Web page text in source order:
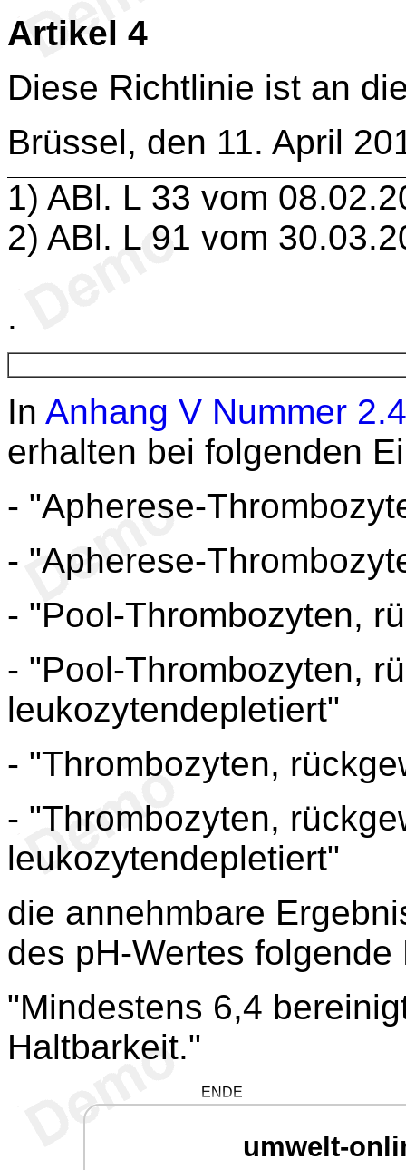
Artikel 4
Diese Richtlinie ist an
Brüssel, den 11. April
1) ABl. L 33 vom
2) ABl. L 91 vom
.
In Anhang V Nummer 2.4
erhalten bei folgenden
- "Apherese-
- "Apherese-
- "Pool-Thrombozyten,
- "Pool-Thrombozyten,
leukozytendepletiert"
- "Thrombozyten,
- "Thrombozyten,
leukozytendepletiert"
die annehmbare
des pH-Wertes folgende
"Mindestens 6,4
Haltbarkeit."
ENDE
umwelt-